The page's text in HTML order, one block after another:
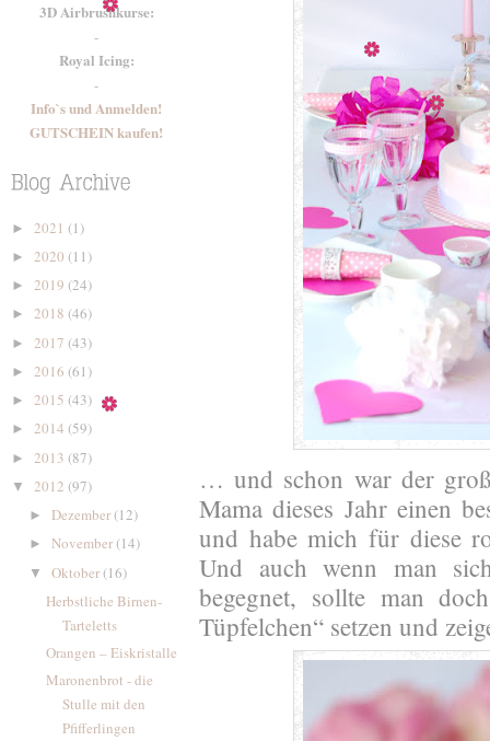
3D Airbrushkurse:
-
Royal Icing:
-
Info`s und Anmelden!
GUTSCHEIN kaufen!
► 2021 (1)
► 2020 (11)
► 2019 (24)
► 2018 (46)
► 2017 (43)
► 2016 (61)
► 2015 (43)
► 2014 (59)
► 2013 (87)
▼ 2012 (97)
► Dezember(12)
► November(14)
▼ Oktober(16)
Herbstliche Birnen-
Tarteletts
Orangen – Eiskristalle
Maronenbrot - die
Stulle mit den
Pfifferlingen
… und schon war der
Mama dieses Jahr einen
und habe mich für diese
Und auch wenn man
begegnet, sollte man
Tüpfelchen“ setzen und